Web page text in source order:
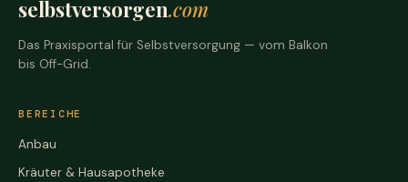
selbstversorgen.com
Das Praxisportal für Selbstversorgung — vom Balkon
bis Off-Grid.
BEREICHE
Anbau
Kräuter & Hausapotheke